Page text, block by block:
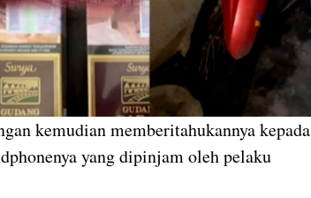
kemudian memberitahukannya kepada
yang dipinjam oleh pelaku